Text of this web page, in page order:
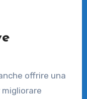
offrire una